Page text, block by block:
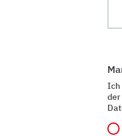
Ich
der